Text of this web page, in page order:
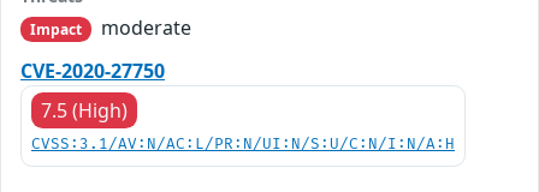
Impact
moderate
CVE-2020-27750
7.5 (High)
CVSS:3.1/AV:N/AC:L/PR:N/UI:N/S:U/C:N/I:N/A:H